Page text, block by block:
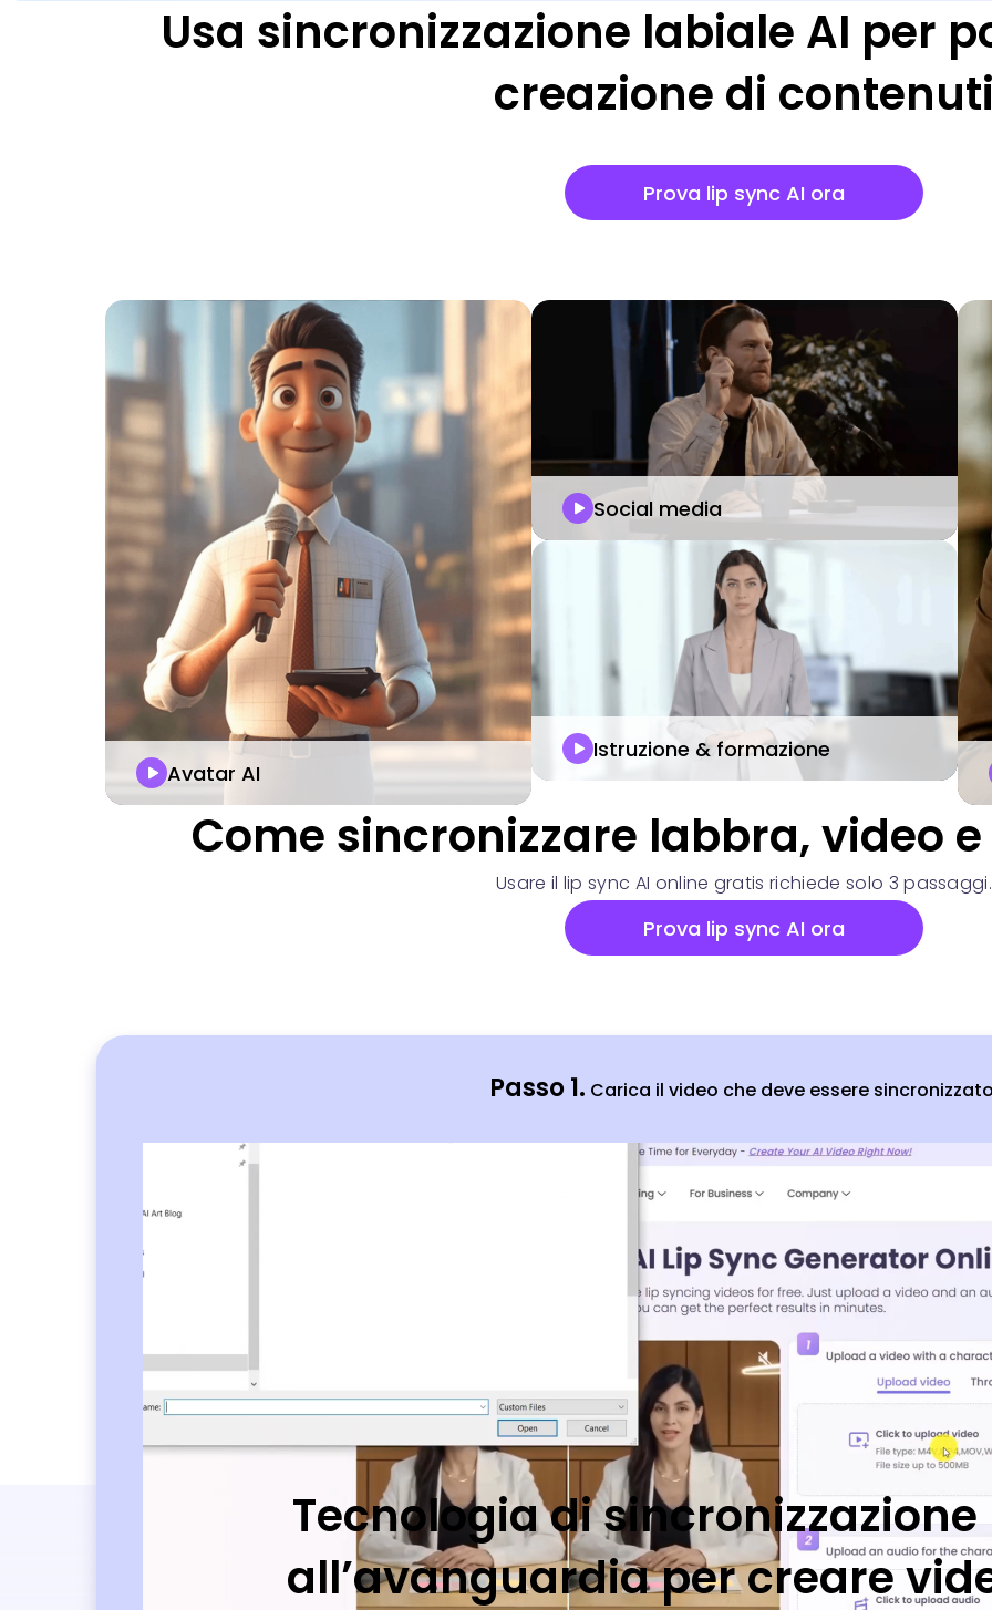
Usa sincronizzazione labiale AI per
creazione di
Prova lip sync AI ora
Avatar AI
Social media
Istruzione & formazione
Come sincronizzare labbra, video
Usare il lip sync AI online gratis richiede solo 3 passaggi.
Prova lip sync AI ora
Passo 1. Carica il video che deve essere
Tecnologia di
all’avanguardia per creare